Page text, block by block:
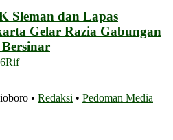
Sleman dan Lapas
Gelar Razia Gabungan
Rif
• Redaksi • Pedoman Media